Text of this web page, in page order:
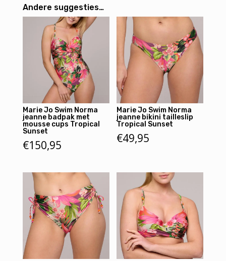
Andere suggesties…
Marie Jo Swim Norma
jeanne badpak met
mousse cups Tropical
Sunset
€150,95
Marie Jo Swim Norma
jeanne bikini tailleslip
Tropical Sunset
€49,95